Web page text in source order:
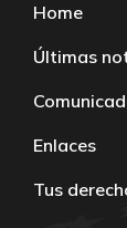
Home
Últimas
Enlaces
Tus